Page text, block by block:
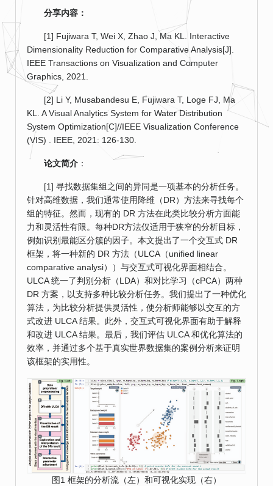
分享内容：
[1] Fujiwara T, Wei X, Zhao J, Ma KL. Interactive
Dimensionality Reduction for Comparative Analysis[J].
IEEE Transactions on Visualization and Computer
Graphics, 2021.
[2] Li Y, Musabandesu E, Fujiwara T, Loge FJ, Ma
KL. A Visual Analytics System for Water Distribution
System Optimization[C]//IEEE Visualization Conference
(VIS) . IEEE, 2021: 126-130.
论文简介 ：
[1] 寻找数据集组之间的异同是一项基本的分析任务。
针对高维数据，我们通常使用降维（DR）方法来寻找每个
组的特征。然而，现有的 DR 方法在此类比较分析方面能
力和灵活性有限。每种DR方法仅适用于狭窄的分析目标，
例如识别最能区分簇的因子。本文提出了一个交互式 DR
框架，将一种新的 DR 方法（ULCA（unified linear
comparative analysi））与交互式可视化界面相结合。
ULCA 统一了判别分析（LDA）和对比学习（cPCA）两种
DR 方案，以支持多种比较分析任务。我们提出了一种优化
算法，为比较分析提供灵活性，使分析师能够以交互的方
式改进 ULCA 结果。此外，交互式可视化界面有助于解释
和改进 ULCA 结果。最后，我们评估 ULCA 和优化算法的
效率，并通过多个基于真实世界数据集的案例分析来证明
该框架的实用性。
图1 框架的分析流（左）和可视化实现（右）